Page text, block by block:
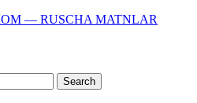
— RUSCHA MATNLAR